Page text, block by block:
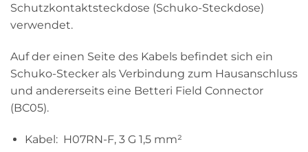
Schutzkontaktsteckdose (Schuko-Steckdose)
verwendet.
Auf der einen Seite des Kabels befindet sich ein
Schuko-Stecker als Verbindung zum Hausanschluss
und andererseits eine Betteri Field Connector
(BC05).
Kabel: H07RN-F, 3 G 1,5 mm²